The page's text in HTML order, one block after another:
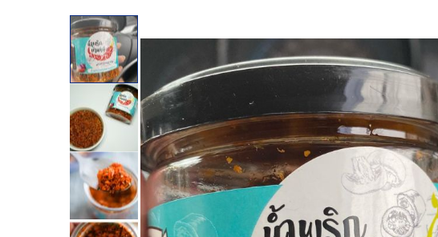
Skip
to
the
end
of
images
gallery